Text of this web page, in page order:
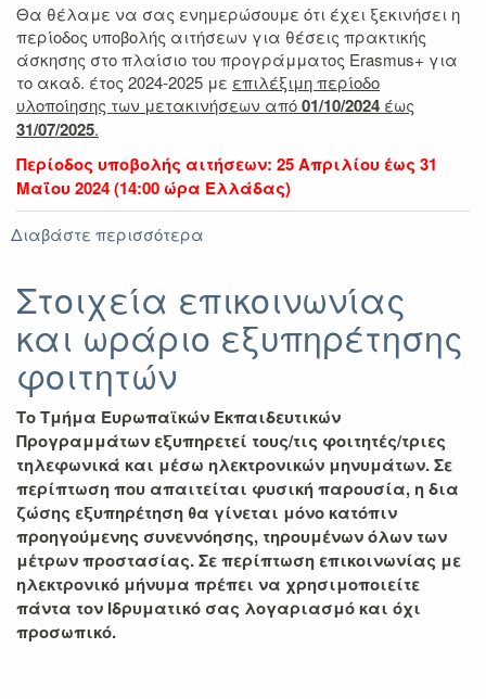
Θα θέλαμε να σας ενημερώσουμε ότι έχει ξεκινήσει η
περίοδος υποβολής αιτήσεων για θέσεις πρακτικής
άσκησης στο πλαίσιο του προγράμματος Erasmus+ για
το ακαδ. έτος 2024-2025 με επιλέξιμη περίοδο
υλοποίησης των μετακινήσεων από01/10/2024 έως
31/07/2025.
Περίοδος υποβολής αιτήσεων: 25 Απριλίου έως 31
Μαΐου 2024 (14:00 ώρα Ελλάδας)
Διαβάστε περισσότερα
για
Πρακτική
Άσκηση
2024-
2025
Στοιχεία επικοινωνίας
και ωράριο εξυπηρέτησης
φοιτητών
Tο Τμήμα Ευρωπαϊκών Εκπαιδευτικών
Προγραμμάτων εξυπηρετεί τους/τις φοιτητές/τριες
τηλεφωνικά και μέσω ηλεκτρονικών μηνυμάτων. Σε
περίπτωση που απαιτείται φυσική παρουσία, η δια
ζώσης εξυπηρέτηση θα γίνεται μόνο κατόπιν
προηγούμενης συνεννόησης, τηρουμένων όλων των
μέτρων προστασίας. Σε περίπτωση επικοινωνίας με
ηλεκτρονικό μήνυμα πρέπει να χρησιμοποιείτε
πάντα τον Ιδρυματικό σας λογαριασμό και όχι
προσωπικό.